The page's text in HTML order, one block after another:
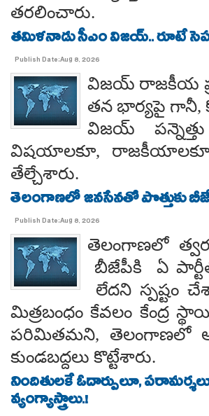
తరలించారు.
తమిళనాడు సీఎం విజయ్.. రూటే
Publish Date:Aug 8, 2026
విజయ్ రాజకీయ
తన భార్యపై గానీ,
విజయ్
విషయాలకూ, రాజకీయాలకూ
తేల్చేశారు.
తెలంగాణలో జనసేనతో పొత్తుకు
Publish Date:Aug 8, 2026
తెలంగాణలో
బీజేపీకి ఏ
లేదని స్పష్టం
మిత్రబంధం కేవలం కేంద్ర
పరిమితమని, తెలంగాణలో ఆ
కుండబద్దలు కొట్టేశారు.
నిందితులకే ఓదార్పులూ,
వ్యంగ్యాస్త్రాలు.!